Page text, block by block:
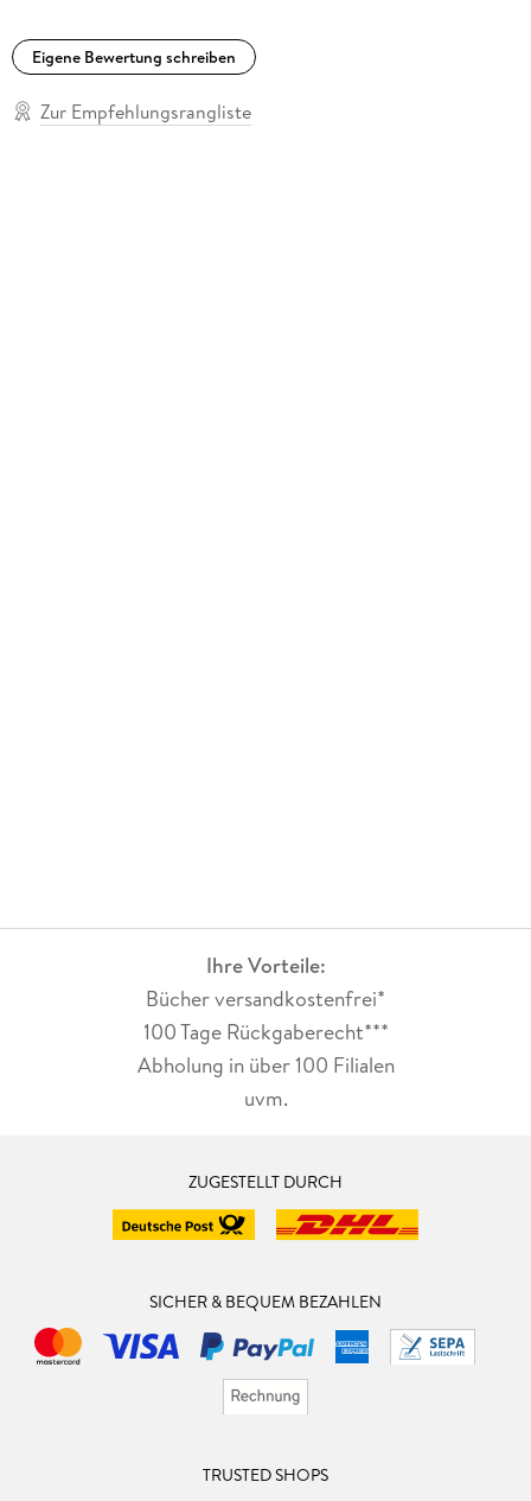
Eigene Bewertung schreiben
Zur Empfehlungsrangliste
Ihre Vorteile:
Bücher versandkostenfrei*
100 Tage Rückgaberecht***
Abholung in über 100 Filialen
uvm.
ZUGESTELLT DURCH
SICHER & BEQUEM BEZAHLEN
TRUSTED SHOPS